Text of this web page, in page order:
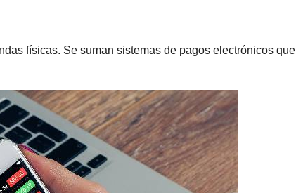
físicas. Se suman sistemas de pagos electrónicos que